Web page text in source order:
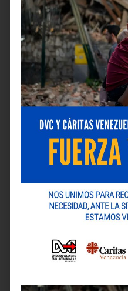
bienestar.
Si quieres conocer más
novedades del
sociales: Instagram: @
Laboratorios Farma|
Laboratorios Farma|
¡Laboratorios Farma,
Deja una respuesta
Tu dirección de correo
Comentario*